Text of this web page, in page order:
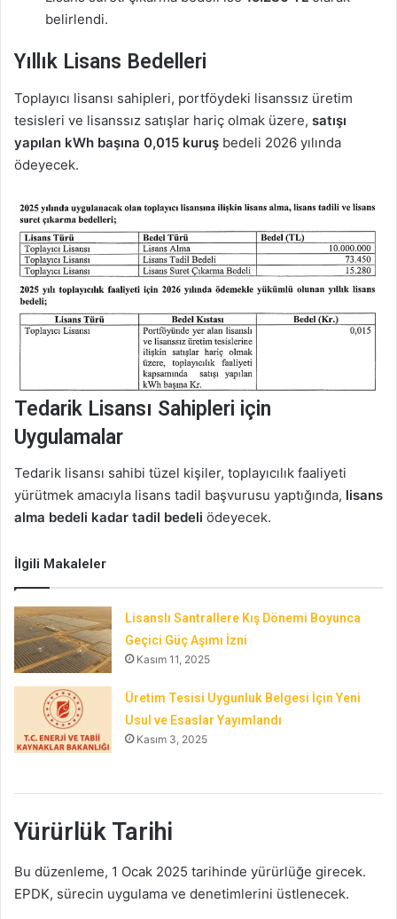
belirlendi.
Yıllık Lisans Bedelleri
Toplayıcı lisansı sahipleri, portföydeki lisanssız üretim
tesisleri ve lisanssız satışlar hariç olmak üzere, satışı
yapılan kWh başına 0,015 kuruş bedeli 2026 yılında
ödeyecek.
Tedarik Lisansı Sahipleri için
Uygulamalar
Tedarik lisansı sahibi tüzel kişiler, toplayıcılık faaliyeti
yürütmek amacıyla lisans tadil başvurusu yaptığında, lisans
alma bedeli kadar tadil bedeli ödeyecek.
İlgili Makaleler
Lisanslı Santrallere Kış Dönemi Boyunca
Geçici Güç Aşımı İzni
Kasım 11, 2025
Üretim Tesisi Uygunluk Belgesi İçin Yeni
Usul ve Esaslar Yayımlandı
Kasım 3, 2025
Yürürlük Tarihi
Bu düzenleme, 1 Ocak 2025 tarihinde yürürlüğe girecek.
EPDK, sürecin uygulama ve denetimlerini üstlenecek.